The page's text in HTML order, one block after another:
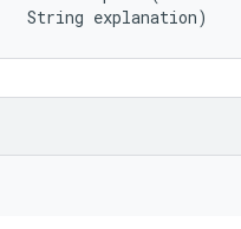
String explanation)